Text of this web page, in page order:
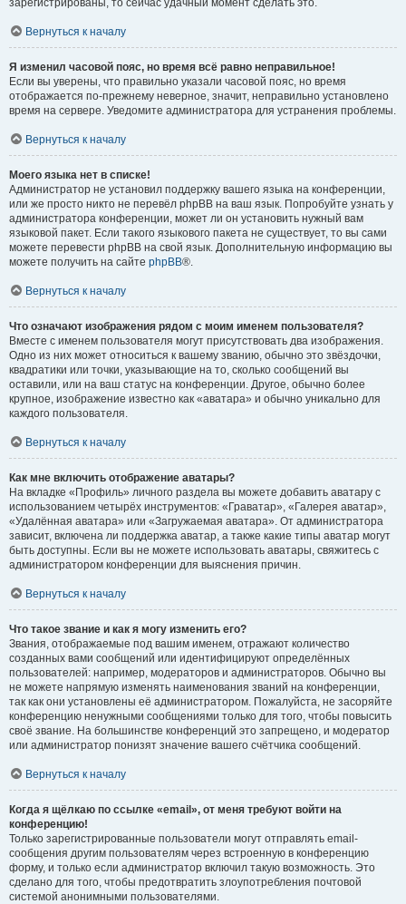
зарегистрированы, то сейчас удачный момент сделать это.
Вернуться к началу
Я изменил часовой пояс, но время всё равно неправильное!
Если вы уверены, что правильно указали часовой пояс, но время
отображается по-прежнему неверное, значит, неправильно установлено
время на сервере. Уведомите администратора для устранения проблемы.
Вернуться к началу
Моего языка нет в списке!
Администратор не установил поддержку вашего языка на конференции,
или же просто никто не перевёл phpBB на ваш язык. Попробуйте узнать у
администратора конференции, может ли он установить нужный вам
языковой пакет. Если такого языкового пакета не существует, то вы сами
можете перевести phpBB на свой язык. Дополнительную информацию вы
можете получить на сайте phpBB®.
Вернуться к началу
Что означают изображения рядом с моим именем пользователя?
Вместе с именем пользователя могут присутствовать два изображения.
Одно из них может относиться к вашему званию, обычно это звёздочки,
квадратики или точки, указывающие на то, сколько сообщений вы
оставили, или на ваш статус на конференции. Другое, обычно более
крупное, изображение известно как «аватара» и обычно уникально для
каждого пользователя.
Вернуться к началу
Как мне включить отображение аватары?
На вкладке «Профиль» личного раздела вы можете добавить аватару с
использованием четырёх инструментов: «Граватар», «Галерея аватар»,
«Удалённая аватара» или «Загружаемая аватара». От администратора
зависит, включена ли поддержка аватар, а также какие типы аватар могут
быть доступны. Если вы не можете использовать аватары, свяжитесь с
администратором конференции для выяснения причин.
Вернуться к началу
Что такое звание и как я могу изменить его?
Звания, отображаемые под вашим именем, отражают количество
созданных вами сообщений или идентифицируют определённых
пользователей: например, модераторов и администраторов. Обычно вы
не можете напрямую изменять наименования званий на конференции,
так как они установлены её администратором. Пожалуйста, не засоряйте
конференцию ненужными сообщениями только для того, чтобы повысить
своё звание. На большинстве конференций это запрещено, и модератор
или администратор понизят значение вашего счётчика сообщений.
Вернуться к началу
Когда я щёлкаю по ссылке «email», от меня требуют войти на
конференцию!
Только зарегистрированные пользователи могут отправлять email-
сообщения другим пользователям через встроенную в конференцию
форму, и только если администратор включил такую возможность. Это
сделано для того, чтобы предотвратить злоупотребления почтовой
системой анонимными пользователями.